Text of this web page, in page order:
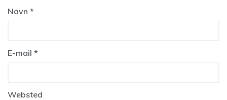
Navn *
E-mail *
Websted